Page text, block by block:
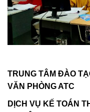
TRUNG TÂM ĐÀO
VĂN PHÒNG ATC
DỊCH VỤ KẾ TOÁN